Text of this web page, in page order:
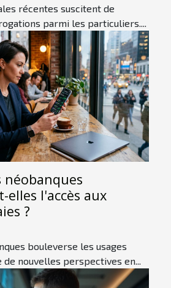
récentes suscitent de
parmi les particuliers....
néobanques
l'accès aux
?
bouleverse les usages
nouvelles perspectives en...